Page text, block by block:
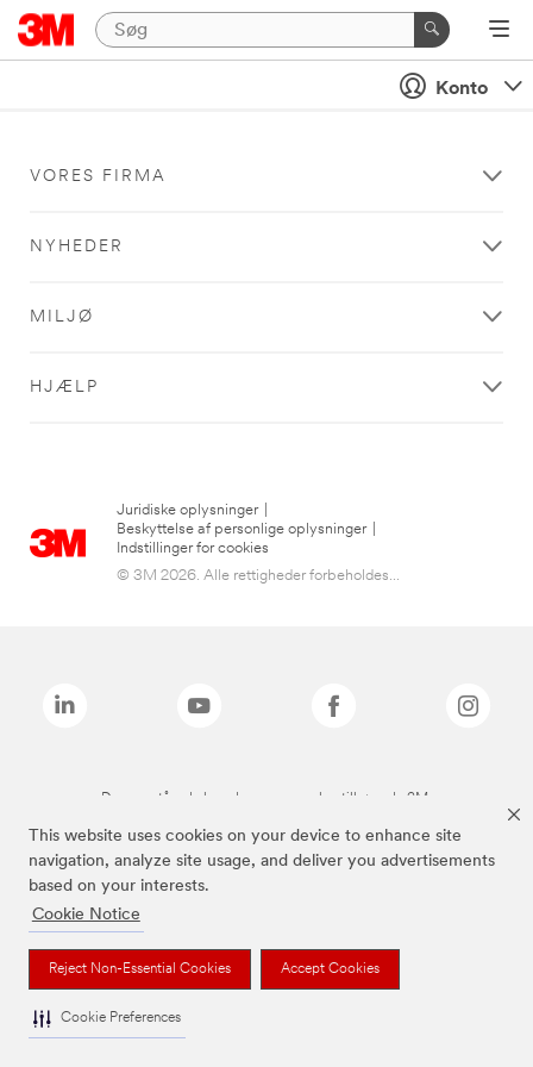
This website uses cookies on your device to enhance site
navigation, analyze site usage, and deliver you advertisements
based on your interests.
Cookie Notice
Reject Non-Essential Cookies Accept Cookies
Cookie Preferences
Konto
VORES FIRMA
NYHEDER
MILJØ
HJÆLP
Juridiske oplysninger
Beskyttelse af personlige oplysninger
Indstillinger for cookies
© 3M 2026. Alle rettigheder forbeholdes...
De ovenstående brands er varemærker tilhørende 3M.